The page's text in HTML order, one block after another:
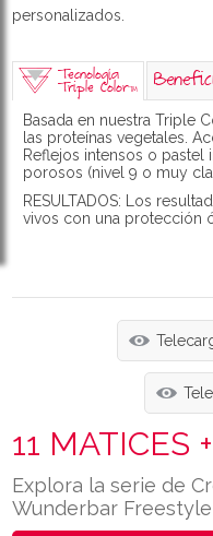
personalizados.
Tecnología
Triple ColorTM
Basada en nuestra Triple
las proteínas vegetales.
Reflejos intensos o
porosos (nivel 9 o muy
RESULTADOS: Los
vivos con una protección
11 MATICES
Explora la serie de
Wunderbar Freestyle